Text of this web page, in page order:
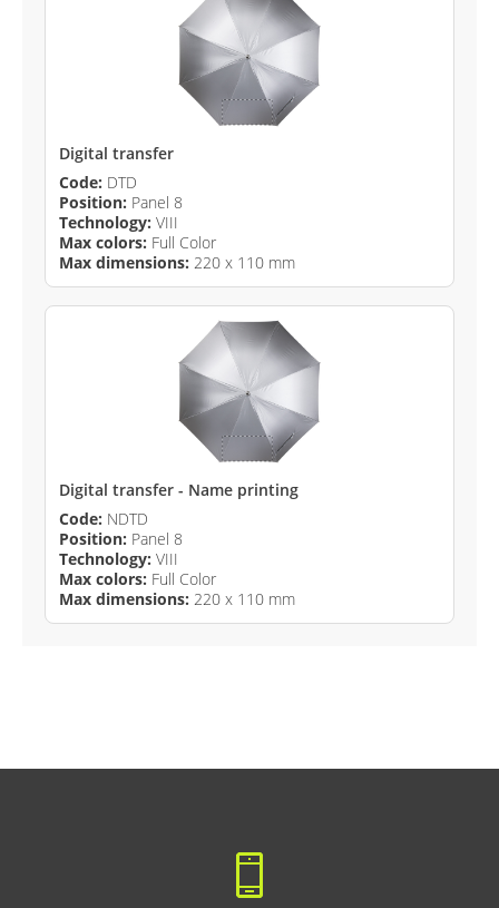
Digital transfer
Code: DTD
Position: Panel 8
Technology: VIII
Max colors: Full Color
Max dimensions: 220 x 110 mm
Digital transfer - Name printing
Code: NDTD
Position: Panel 8
Technology: VIII
Max colors: Full Color
Max dimensions: 220 x 110 mm